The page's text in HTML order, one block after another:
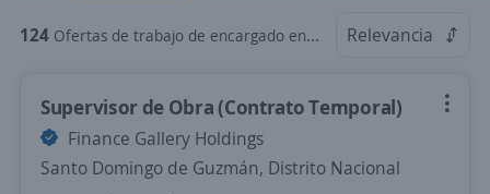
124 Ofertas de trabajo de encargado en Distrito Nacional Relevancia
Supervisor de Obra (Contrato Temporal)
Finance Gallery Holdings
Santo Domingo de Guzmán, Distrito Nacional